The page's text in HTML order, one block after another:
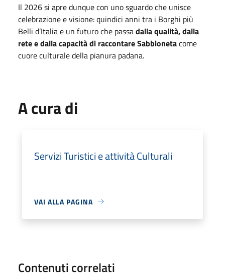
Il 2026 si apre dunque con uno sguardo che unisce
celebrazione e visione: quindici anni tra i Borghi più
Belli d’Italia e un futuro che passadalla qualità, dalla
rete e dalla capacità di raccontare Sabbionetacome
cuore culturale della pianura padana.
A cura di
Servizi Turistici e attività Culturali
VAI ALLA PAGINA
Contenuti correlati